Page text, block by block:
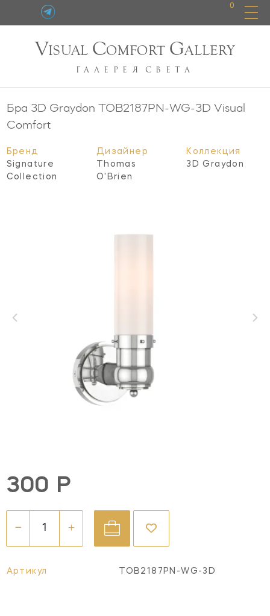
0
VISUAL COMFORT GALLERY
ГАЛЕРЕЯ СВЕТА
Бра 3D Graydon TOB2187PN-WG-3D Visual
Comfort
Бренд
Signature
Collection
Дизайнер
Thomas
O'Brien
Коллекция
3D Graydon
300 Р
Артикул TOB2187PN-WG-3D